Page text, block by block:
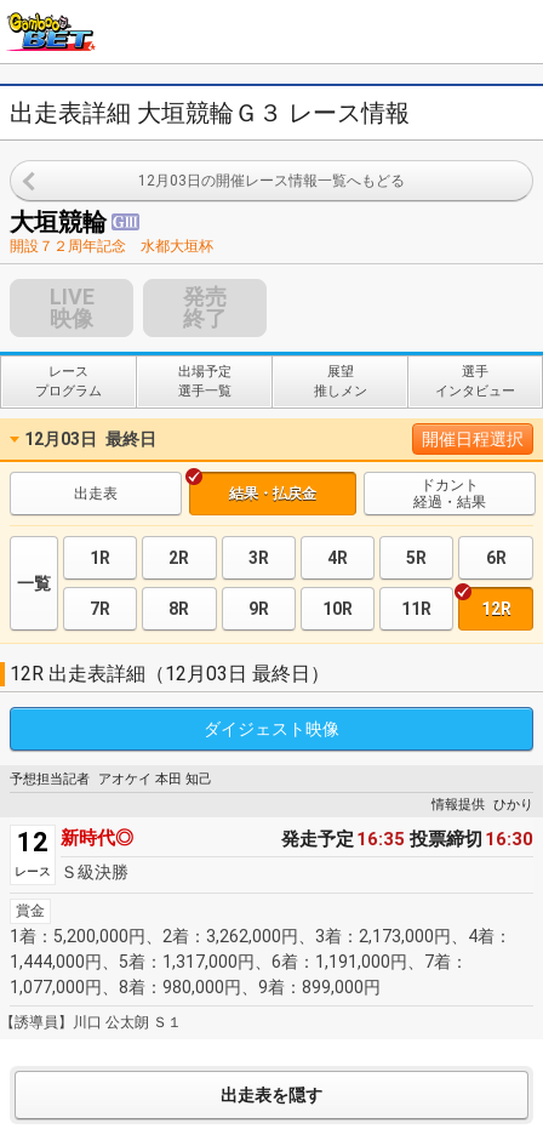
出走表詳細 大垣競輪Ｇ３ レース情報
12月03日の開催レース情報一覧へもどる
大垣競輪
開設７２周年記念 水都大垣杯
LIVE
映像
発売
終了
レース
プログラム
出場予定
選手一覧
展望
推しメン
選手
インタビュー
12月03日 最終日 開催日程選択
出走表 結果・払戻金
ドカント
経過・結果
一覧
1R 2R 3R 4R 5R 6R
7R 8R 9R 10R 11R 12R
12R 出走表詳細（12月03日 最終日）
ダイジェスト映像
予想担当記者
アオケイ 本田 知己
情報提供 ひかり
12
レース
新時代◎ 発走予定 16:35 投票締切 16:30
Ｓ級決勝
賞金
1着：5,200,000円、2着：3,262,000円、3着：2,173,000円、4着：
1,444,000円、5着：1,317,000円、6着：1,191,000円、7着：
1,077,000円、8着：980,000円、9着：899,000円
【誘導員】川口 公太朗 Ｓ１